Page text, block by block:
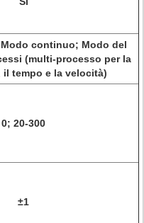
continuo; Modo del
(multi-processo per la
il tempo e la velocità)
0; 20-300
±1